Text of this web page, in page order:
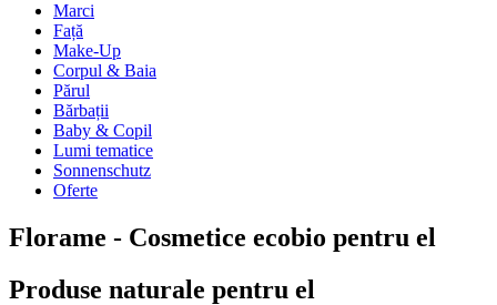
Marci
Față
Make-Up
Corpul & Baia
Părul
Bărbații
Baby & Copil
Lumi tematice
Sonnenschutz
Oferte
Florame - Cosmetice ecobio pentru el
Produse naturale pentru el